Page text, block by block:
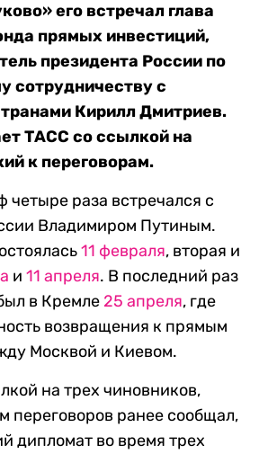
его встречал глава
прямых инвестиций,
президента России по
сотрудничеству с
Кирилл Дмитриев.
ТАСС со ссылкой на
к переговорам.
четыре раза встречался с
Владимиром Путиным.
11 февраля, вторая и
и 11 апреля. В последний раз
в Кремле 25 апреля, где
возвращения к прямым
Москвой и Киевом.
на трех чиновников,
переговоров ранее сообщал,
дипломат во время трех